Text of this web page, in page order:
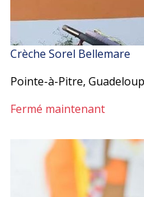
Crèche Sorel Bellemare
Pointe-à-Pitre,
Fermé maintenant